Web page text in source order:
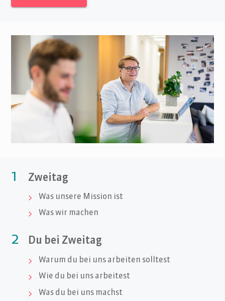
1 Zweitag
 Was unsere Mission ist
 Was wir machen
2 Du bei Zweitag
 Warum du bei uns arbeiten solltest
 Wie du bei uns arbeitest
 Was du bei uns machst